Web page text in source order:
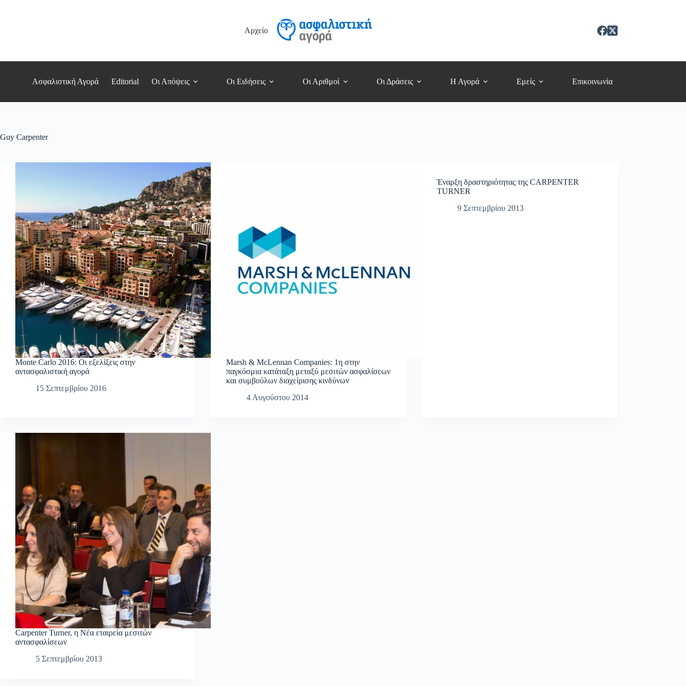
Αρχείο
Ασφαλιστική Αγορά Editorial Οι Απόψεις Οι Ειδήσεις Οι Αριθμοί Οι Δράσεις Η Αγορά Εμείς Επικοινωνία
Guy Carpenter
Monte Carlo 2016: Οι εξελίξεις στην
αντασφαλιστική αγορά
15 Σεπτεμβρίου 2016
Marsh & McLennan Companies: 1η στην
παγκόσμια κατάταξη μεταξύ μεσιτών ασφαλίσεων
και συμβούλων διαχείρισης κινδύνων
4 Αυγούστου 2014
Έναρξη δραστηριότητας της CARPENTER
TURNER
9 Σεπτεμβρίου 2013
Carpenter Turner, η Νέα εταιρεία μεσιτών
αντασφαλίσεων
5 Σεπτεμβρίου 2013